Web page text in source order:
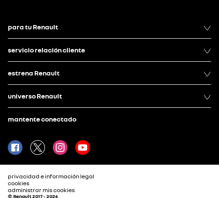
para tu Renault
servicio relación cliente
estrena Renault
universo Renault
mantente conectado
privacidad e información legal
cookies
administrar mis cookies
© Renault 2017 - 2026